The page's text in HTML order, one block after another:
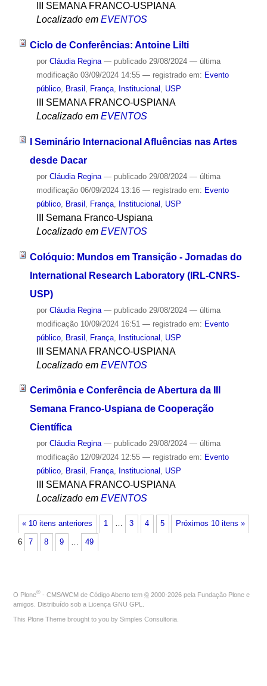
III SEMANA FRANCO-USPIANA
Localizado em EVENTOS
Ciclo de Conferências: Antoine Lilti
por Cláudia Regina — publicado29/08/2024 — última
modificação03/09/2024 14:55 — registrado em: Evento
público, Brasil , França, Institucional , USP
III SEMANA FRANCO-USPIANA
Localizado em EVENTOS
I Seminário Internacional Afluências nas Artes
desde Dacar
por Cláudia Regina — publicado29/08/2024 — última
modificação06/09/2024 13:16 — registrado em: Evento
público, Brasil França, Institucional USP
III Semana Franco-Uspiana
Localizado em EVENTOS
Colóquio: Mundos em Transição - Jornadas do
International Research Laboratory (IRL-CNRS-
USP)
por Cláudia Regina — publicado29/08/2024 — última
modificação10/09/2024 16:51 — registrado em: Evento
público, Brasil França, Institucional USP
III SEMANA FRANCO-USPIANA
Localizado em EVENTOS
Cerimônia e Conferência de Abertura da III
Semana Franco-Uspiana de Cooperação
Científica
por Cláudia Regina — publicado29/08/2024 — última
modificação12/09/2024 12:55 — registrado em: Evento
público, Brasil , França, Institucional , USP
III SEMANA FRANCO-USPIANA
Localizado em EVENTOS
« 10 itens anteriores Próximos 10 itens »
1 … 3 4 5
6 7 8 9 … 49
O Plone® - CMS/WCM de Código Aberto tem © 2000-2026 pela Fundação Plone e
amigos. Distribuído sob a Licença GNU GPL
This Plone Theme brought to you by Simples Consultoria